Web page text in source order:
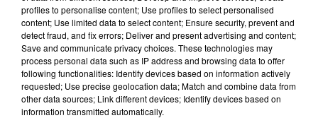
RETROUVEZ TOUTE L'ACTU DE LA RÉGION ET
RECEVEZ LES ALERTES INFOS DE LA RÉDACTION
EN TÉLÉCHARGEANT L'APPLICATION MOBILE
RCA
profiles to personalise content; Use profiles to select personalised
content; Use limited data to select content; Ensure security, prevent and
detect fraud, and fix errors; Deliver and present advertising and content;
Save and communicate privacy choices. These technologies may
process personal data such as IP address and browsing data to offer
following functionalities: Identify devices based on information actively
requested; Use precise geolocation data; Match and combine data from
other data sources; Link different devices; Identify devices based on
information transmitted automatically.